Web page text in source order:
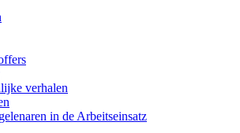
verhalen
in de Arbeitseinsatz